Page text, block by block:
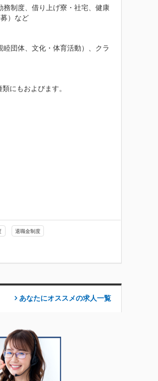
制度、借り上げ寮・社宅、健康
）など
団体、文化・体育活動）、クラ
にもおよびます。
退職金制度
あなたにオススメの求人一覧